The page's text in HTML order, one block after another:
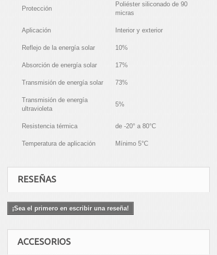
Protección
Poliéster siliconado de 90
micras
Aplicación Interior y exterior
Reflejo de la energía solar 10%
Absorción de energía solar 17%
Transmisión de energía solar 73%
Transmisión de energía
ultravioleta
5%
Resistencia térmica de -20° a 80°C
Temperatura de aplicación Mínimo 5°C
RESEÑAS
¡Sea el primero en escribir una reseña!
ACCESORIOS